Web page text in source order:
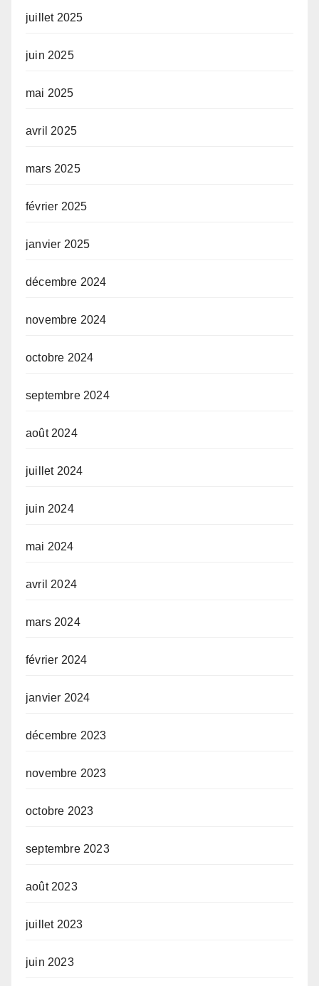
juillet 2025
juin 2025
mai 2025
avril 2025
mars 2025
février 2025
janvier 2025
décembre 2024
novembre 2024
octobre 2024
septembre 2024
août 2024
juillet 2024
juin 2024
mai 2024
avril 2024
mars 2024
février 2024
janvier 2024
décembre 2023
novembre 2023
octobre 2023
septembre 2023
août 2023
juillet 2023
juin 2023